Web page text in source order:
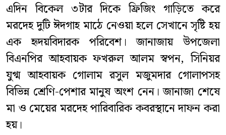
এদিন বিকেল ৩টার দিকে ফ্রিজিং গাড়িতে করে
মরদেহ দুটি ঈদগাহ মাঠে নেওয়া হলে সেখানে সৃষ্টি হয়
এক হৃদয়বিদারক পরিবেশ। জানাজায় উপজেলা
বিএনপির আহবায়ক ফখরুল আলম স্বপন, সিনিয়র
যুগ্ম আহবায়ক গোলাম রসুল মজুমদার গোলাপসহ
বিভিন্ন শ্রেণি-পেশার মানুষ অংশ নেন। জানাজা শেষে
মা ও মেয়ের মরদেহ পারিবারিক কবরস্থানে দাফন করা
হয়।